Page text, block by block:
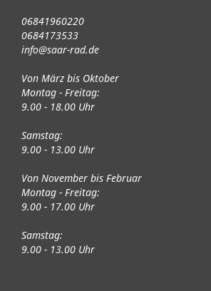
06841960220
0684173533
info@saar-rad.de
Von März bis Oktober
Montag - Freitag:
9.00 - 18.00 Uhr
Samstag:
9.00 - 13.00 Uhr
Von November bis Februar
Montag - Freitag:
9.00 - 17.00 Uhr
Samstag:
9.00 - 13.00 Uhr